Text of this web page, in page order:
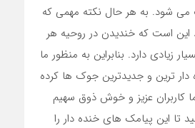
شود. به هر حال نکته مهمی که
این است که خندیدن در روحیه هر
زیادی دارد. بنابراین به منظور ما
دار ترین و جدیدترین جوک ها کرده
کاربران عزیز و خوش ذوق سهیم
تا این پیامک های خنده دار را